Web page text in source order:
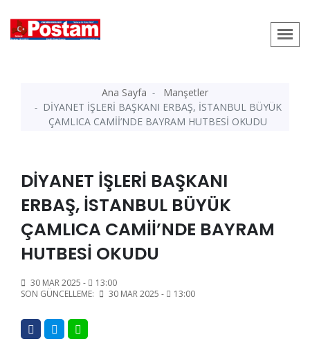
Ana Sayfa
Manşetler
DİYANET İŞLERİ BAŞKANI ERBAŞ, İSTANBUL BÜYÜK
ÇAMLICA CAMİİ’NDE BAYRAM HUTBESİ OKUDU
DİYANET İŞLERİ BAŞKANI
ERBAŞ, İSTANBUL BÜYÜK
ÇAMLICA CAMİİ’NDE BAYRAM
HUTBESİ OKUDU
30 MAR 2025 -
13:00
SON GÜNCELLEME:
30 MAR 2025 - 13:00